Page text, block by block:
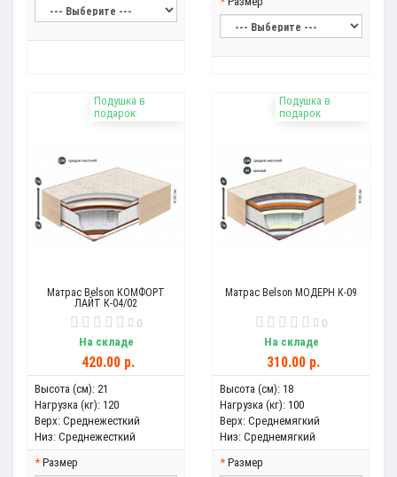
Подушка в
подарок
Матрас Belson КОМФОРТ
ЛАЙТ К-04/02
0
На складе
420.00 р.
Высота (см): 21
Нагрузка (кг): 120
Верх: Среднежесткий
Низ: Среднежесткий
Размер
Подушка в
подарок
Матрас Belson МОДЕРН К-09
0
На складе
310.00 р.
Высота (см): 18
Нагрузка (кг): 100
Верх: Среднемягкий
Низ: Среднемягкий
Размер